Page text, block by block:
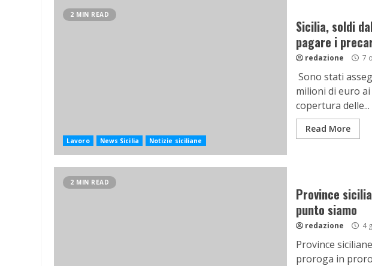
2 MIN READ
Lavoro News Sicilia Notizie siciliane
Sicilia, soldi
pagare i
redazione 7
Sono stati
milioni di euro
copertura delle...
Read More
2 MIN READ
Province
punto siamo
redazione 4
Province
proroga in